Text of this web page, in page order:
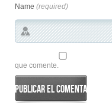
Name (required)
que comente.